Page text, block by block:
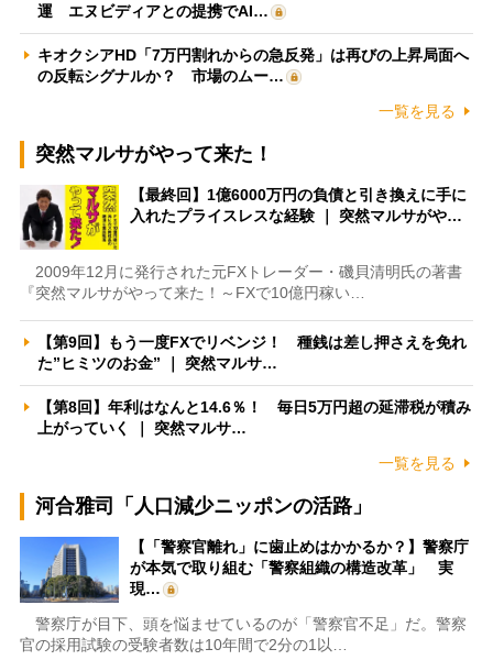
運 エヌビディアとの提携でAI…
キオクシアHD「7万円割れからの急反発」は再びの上昇局面へ
の反転シグナルか？ 市場のムー…
一覧を見る
突然マルサがやって来た！
【最終回】1億6000万円の負債と引き換えに手に
入れたプライスレスな経験 ｜ 突然マルサがや…
2009年12月に発行された元FXトレーダー・磯貝清明氏の著書
『突然マルサがやって来た！～FXで10億円稼い…
【第9回】もう一度FXでリベンジ！ 種銭は差し押さえを免れ
た”ヒミツのお金” ｜ 突然マルサ…
【第8回】年利はなんと14.6％！ 毎日5万円超の延滞税が積み
上がっていく ｜ 突然マルサ…
一覧を見る
河合雅司「人口減少ニッポンの活路」
【「警察官離れ」に歯止めはかかるか？】警察庁
が本気で取り組む「警察組織の構造改革」 実
現…
警察庁が目下、頭を悩ませているのが「警察官不足」だ。警察
官の採用試験の受験者数は10年間で2分の1以…